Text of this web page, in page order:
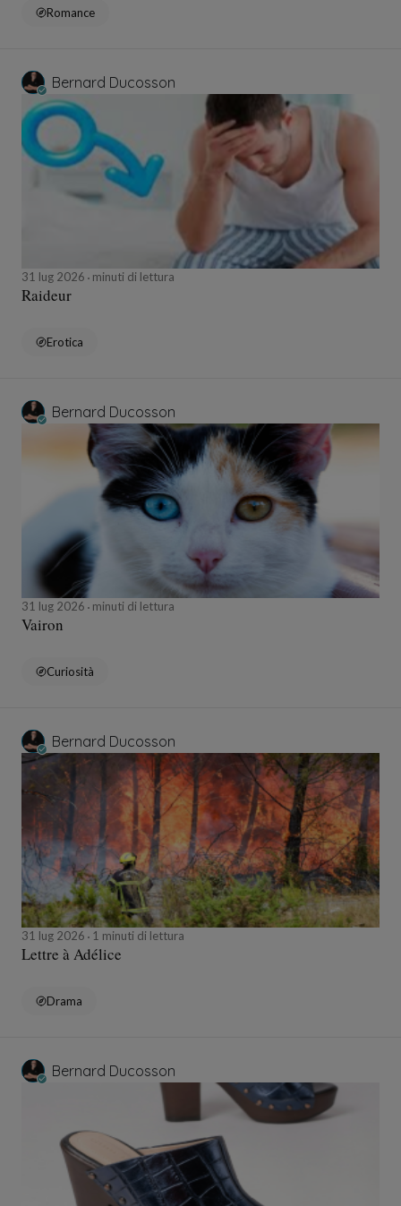
Romance
Bernard Ducosson
31 lug 2026 minuti di lettura
Raideur
Erotica
Bernard Ducosson
31 lug 2026 minuti di lettura
Vairon
Curiosità
Bernard Ducosson
31 lug 2026 1 minuti di lettura
Lettre à Adélice
Drama
Bernard Ducosson